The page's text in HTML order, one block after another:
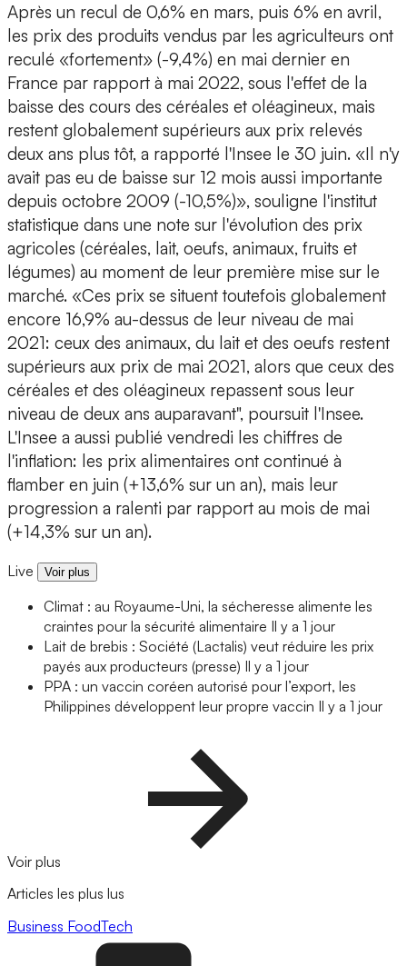
Après un recul de 0,6% en mars, puis 6% en avril,
les prix des produits vendus par les agriculteurs ont
reculé «fortement» (-9,4%) en mai dernier en
France par rapport à mai 2022, sous l'effet de la
baisse des cours des céréales et oléagineux, mais
restent globalement supérieurs aux prix relevés
deux ans plus tôt, a rapporté l'Insee le 30 juin. «Il n'y
avait pas eu de baisse sur 12 mois aussi importante
depuis octobre 2009 (-10,5%)», souligne l'institut
statistique dans une note sur l'évolution des prix
agricoles (céréales, lait, oeufs, animaux, fruits et
légumes) au moment de leur première mise sur le
marché. «Ces prix se situent toutefois globalement
encore 16,9% au-dessus de leur niveau de mai
2021: ceux des animaux, du lait et des oeufs restent
supérieurs aux prix de mai 2021, alors que ceux des
céréales et des oléagineux repassent sous leur
niveau de deux ans auparavant", poursuit l'Insee.
L'Insee a aussi publié vendredi les chiffres de
l'inflation: les prix alimentaires ont continué à
flamber en juin (+13,6% sur un an), mais leur
progression a ralenti par rapport au mois de mai
(+14,3% sur un an).
Live Voir plus
Climat : au Royaume-Uni, la sécheresse alimente les
craintes pour la sécurité alimentaire Il y a 1 jour
Lait de brebis : Société (Lactalis) veut réduire les prix
payés aux producteurs (presse) Il y a 1 jour
PPA : un vaccin coréen autorisé pour l’export, les
Philippines développent leur propre vaccin Il y a 1 jour
Voir plus
Articles les plus lus
Business FoodTech